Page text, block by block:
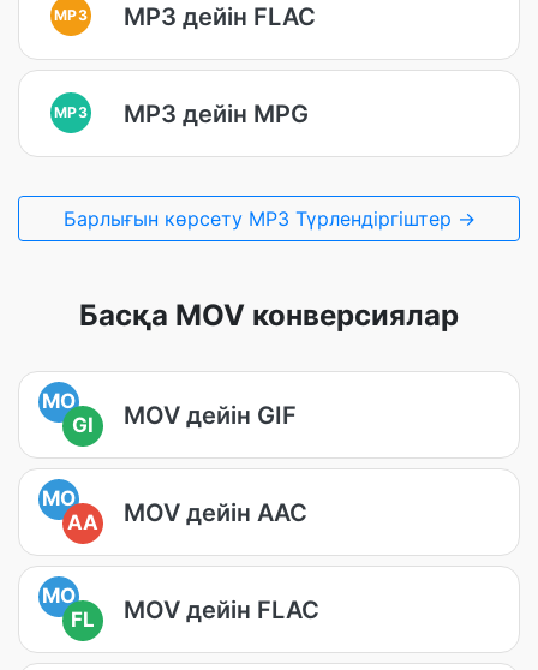
MP3 MP3 дейін FLAC
MP3 MP3 дейін MPG
Барлығын көрсету MP3 Түрлендіргіштер →
Басқа MOV конверсиялар
MO
GI
MOV дейін GIF
MO
AA
MOV дейін AAC
MO
FL
MOV дейін FLAC